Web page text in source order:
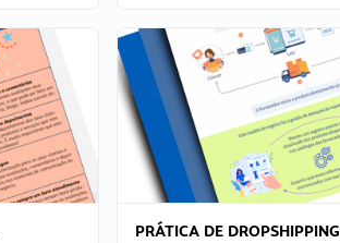
PRÁTICA DE DROPSHIPPING